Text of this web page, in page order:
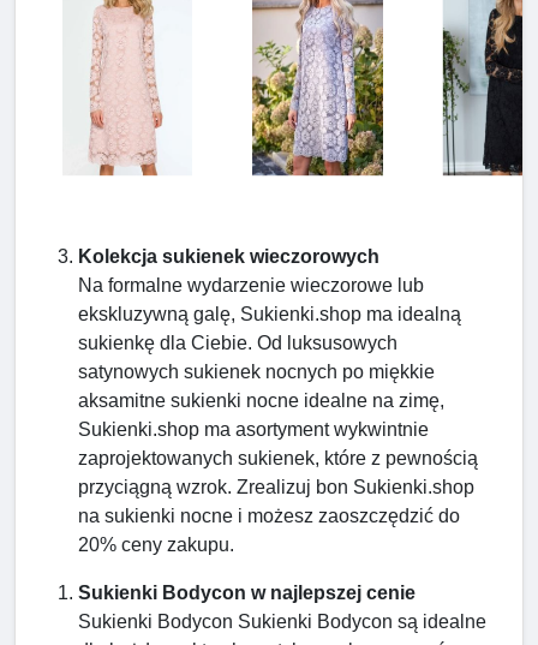
Kolekcja sukienek wieczorowych
Na formalne wydarzenie wieczorowe lub
ekskluzywną galę, Sukienki.shop ma idealną
sukienkę dla Ciebie. Od luksusowych
satynowych sukienek nocnych po miękkie
aksamitne sukienki nocne idealne na zimę,
Sukienki.shop ma asortyment wykwintnie
zaprojektowanych sukienek, które z pewnością
przyciągną wzrok. Zrealizuj bon Sukienki.shop
na sukienki nocne i możesz zaoszczędzić do
20% ceny zakupu.
Sukienki Bodycon w najlepszej cenie
Sukienki Bodycon Sukienki Bodycon są idealne